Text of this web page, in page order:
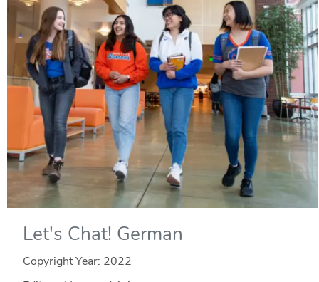
Let's Chat! German
Copyright Year: 2022